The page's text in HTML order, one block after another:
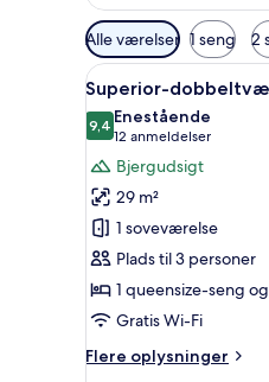
Tilgængelige
filtre
for
værelser
Alle værelser 1 seng 2
Indlæs
alle
billeder
af
Superior-
dobbeltværelse
-
bjergudsigt
7
Superior-
9,49,4 ud af 10
Enestående
12 anmeldelser
(12
anmeldelser)
Bjergudsigt
29 m²
1 soveværelse
Plads til 3 personer
1 queensize-seng
Gratis Wi-Fi
Flere oplysninger
Flere